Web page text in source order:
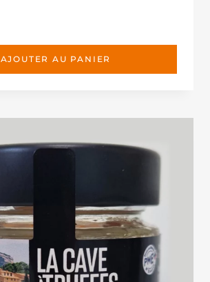
AJOUTER AU PANIER